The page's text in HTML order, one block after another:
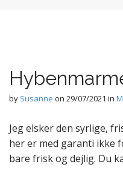
by Susanne on 29/07/2021 in
Jeg elsker den syrlige,
her er med garanti ikke
bare frisk og dejlig. Du